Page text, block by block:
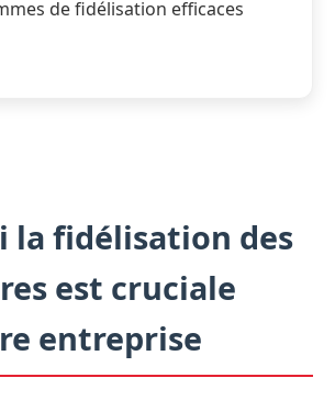
de fidélisation efficaces
la fidélisation des
est cruciale
entreprise